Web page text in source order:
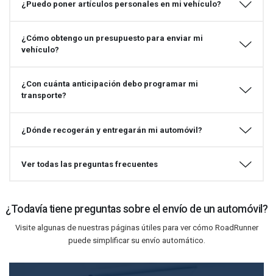
¿Puedo poner artículos personales en mi vehículo?
¿Cómo obtengo un presupuesto para enviar mi
vehículo?
¿Con cuánta anticipación debo programar mi
transporte?
¿Dónde recogerán y entregarán mi automóvil?
Ver todas las preguntas frecuentes
¿Todavía tiene preguntas sobre el envío de un automóvil?
Visite algunas de nuestras páginas útiles para ver cómo RoadRunner
puede simplificar su envío automático.